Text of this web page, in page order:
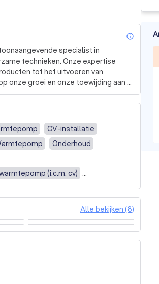
specialist in
technieken. Onze expertise
tot het uitvoeren van
onze groei en onze toewijding aan
Sinds 2020 bieden we ook
uniek is, en daarom bieden we
en wensen. Onze
in alles wat we doen.
in het aanleggen van elektrische
over duurzame technieken.
wat betekent dat we voldoen aan
om onze klanten de best
samen te werken en u te helpen uw
Neem vandaag nog contact met
CV-installatie
Onderhoud
(i.c.m. cv)
Alle bekijken (8)